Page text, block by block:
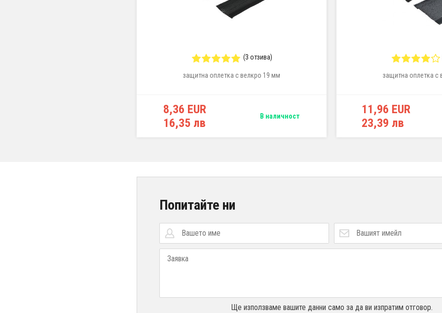
(3 отзива)
защитна оплетка с велкро 19 мм
8,36 EUR
16,35 лв
В наличност
защитна оплетка с
11,96 EUR
23,39 лв
Попитайте ни
Ще използваме вашите данни само за да ви изпратим отговор.